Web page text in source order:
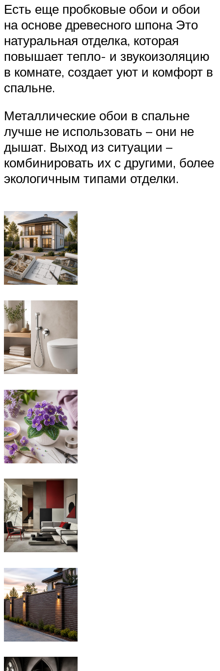
Есть еще пробковые обои и обои
на основе древесного шпона Это
натуральная отделка, которая
повышает тепло- и звукоизоляцию
в комнате, создает уют и комфорт в
спальне.
Металлические обои в спальне
лучше не использовать – они не
дышат. Выход из ситуации –
комбинировать их с другими, более
экологичным типами отделки.